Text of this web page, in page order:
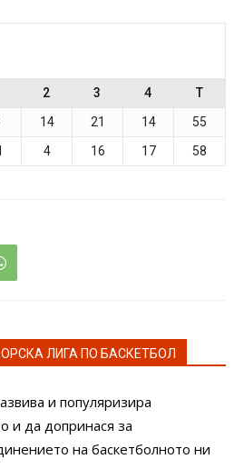
2 3 4
T
14 21 14
55
4 16 17 58
ЛИГА ПО БАСКЕТБОЛ
и популяризира
и да допринася за
на баскетболното ни